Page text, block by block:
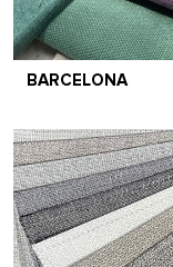
BARCELONA